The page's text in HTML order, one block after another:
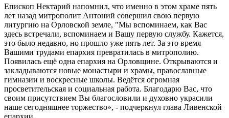
Епископ Нектарий напомнил, что именно в этом храме пять
лет назад митрополит Антоний совершил свою первую
литургию на Орловской земле, "Мы вспоминаем, как Вас
здесь встречали, вспоминаем и Вашу первую службу. Кажется,
это было недавно, но прошло уже пять лет. За это время
Вашими трудами епархия превратилась в митрополию.
Появилась ещё одна епархия на Орловщине. Открываются и
закладываются новые монастыри и храмы, православные
гимназии и воскресные школы. Ведётся огромная
просветительская и социальная работа. Благодарю Вас, что
своим присутствием Вы благословили и духовно украсили
наше сегодняшнее торжество», - подчеркнул глава Ливенской
епархии.